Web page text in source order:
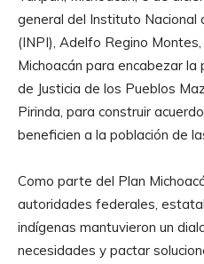
general del Instituto Nacional
(INPI), Adelfo Regino
Michoacán para encabezar
de Justicia de los Pueblos
Pirinda, para construir
beneficien a la población de
Como parte del Plan
autoridades federales,
indígenas mantuvieron un
necesidades y pactar